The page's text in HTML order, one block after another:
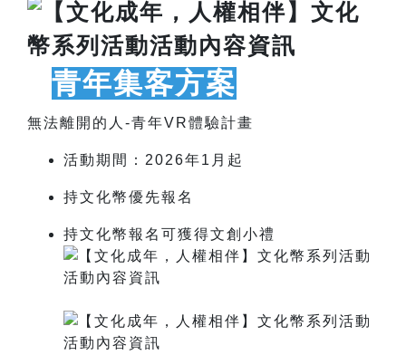
青年集客方案
無法離開的人-青年VR體驗計畫
活動期間：2026年1月起
持文化幣優先報名
持文化幣報名可獲得文創小禮